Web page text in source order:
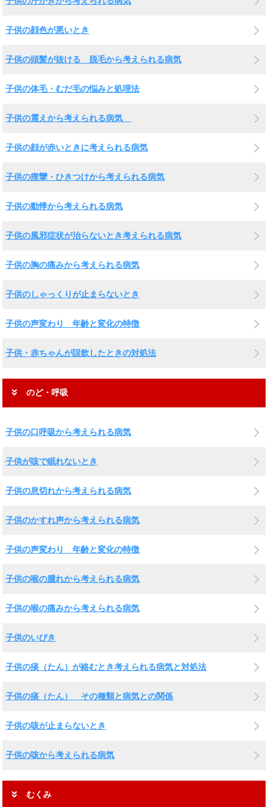
子供の顔色が悪いとき
子供の頭髪が抜ける 脱毛から考えられる病気
子供の体毛・むだ毛の悩みと処理法
子供の震えから考えられる病気
子供の顔が赤いときに考えられる病気
子供の痙攣・ひきつけから考えられる病気
子供の動悸から考えられる病気
子供の風邪症状が治らないとき考えられる病気
子供の胸の痛みから考えられる病気
子供のしゃっくりが止まらないとき
子供の声変わり 年齢と変化の特徴
子供・赤ちゃんが誤飲したときの対処法
のど・呼吸
子供の口呼吸から考えられる病気
子供が咳で眠れないとき
子供の息切れから考えられる病気
子供のかすれ声から考えられる病気
子供の声変わり 年齢と変化の特徴
子供の喉の腫れから考えられる病気
子供の喉の痛みから考えられる病気
子供のいびき
子供の痰（たん）が絡むとき考えられる病気と対処法
子供の痰（たん） その種類と病気との関係
子供の咳が止まらないとき
子供の咳から考えられる病気
むくみ